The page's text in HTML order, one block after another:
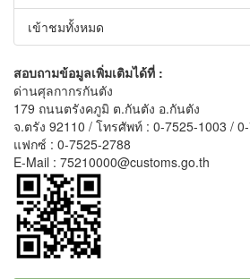
เข้าชมทั้งหมด
สอบถามข้อมูลเพิ่มเติมได้ที่ :
ด่านศุลกากรกันตัง
179 ถนนตรังคภูมิ ต.กันตัง อ.กันตัง
จ.ตรัง 92110 / โทรศัพท์ : 0-7525-1003 /
แฟกซ์ : 0-7525-2788
E-Mail : 75210000@customs.go.th